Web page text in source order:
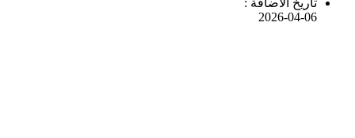
تاريخ الاضافة :
2026-04-06